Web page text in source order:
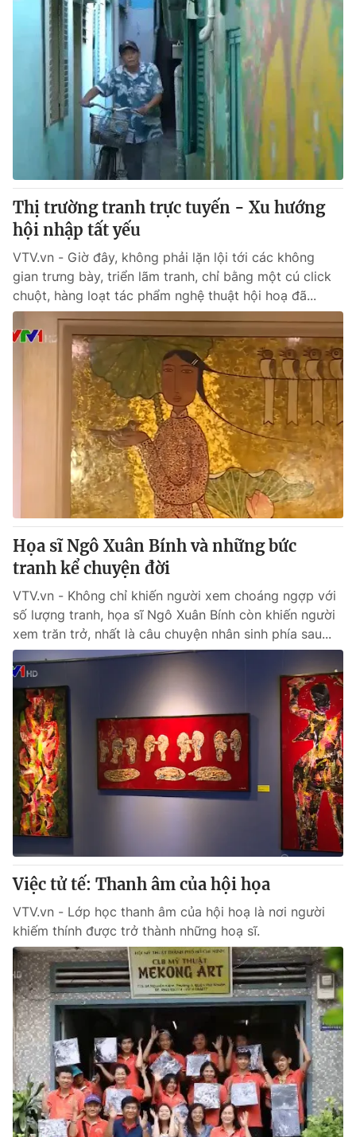
Thị trường tranh trực tuyến - Xu hướng
hội nhập tất yếu
VTV.vn - Giờ đây, không phải lặn lội tới các không
gian trưng bày, triển lãm tranh, chỉ bằng một cú click
chuột, hàng loạt tác phẩm nghệ thuật hội hoạ đã...
Họa sĩ Ngô Xuân Bính và những bức
tranh kể chuyện đời
VTV.vn - Không chỉ khiến người xem choáng ngợp với
số lượng tranh, họa sĩ Ngô Xuân Bính còn khiến người
xem trăn trở, nhất là câu chuyện nhân sinh phía sau...
Việc tử tế: Thanh âm của hội họa
VTV.vn - Lớp học thanh âm của hội hoạ là nơi người
khiếm thính được trở thành những hoạ sĩ.